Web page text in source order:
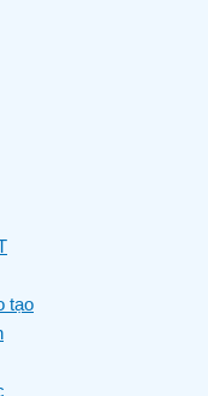
tạo